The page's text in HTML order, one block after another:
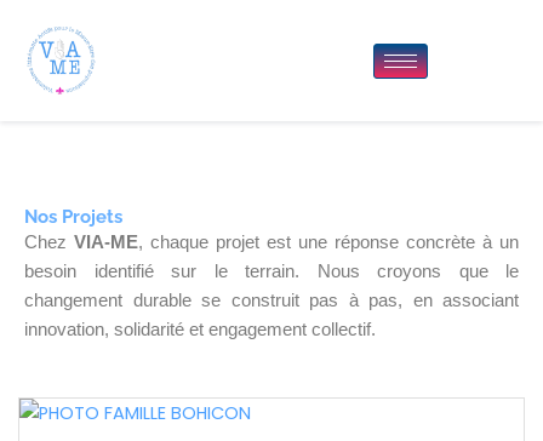
contenu
Nos Projets
Chez VIA-ME, chaque projet est une réponse concrète à un
besoin identifié sur le terrain. Nous croyons que le
changement durable se construit pas à pas, en associant
innovation, solidarité et engagement collectif.